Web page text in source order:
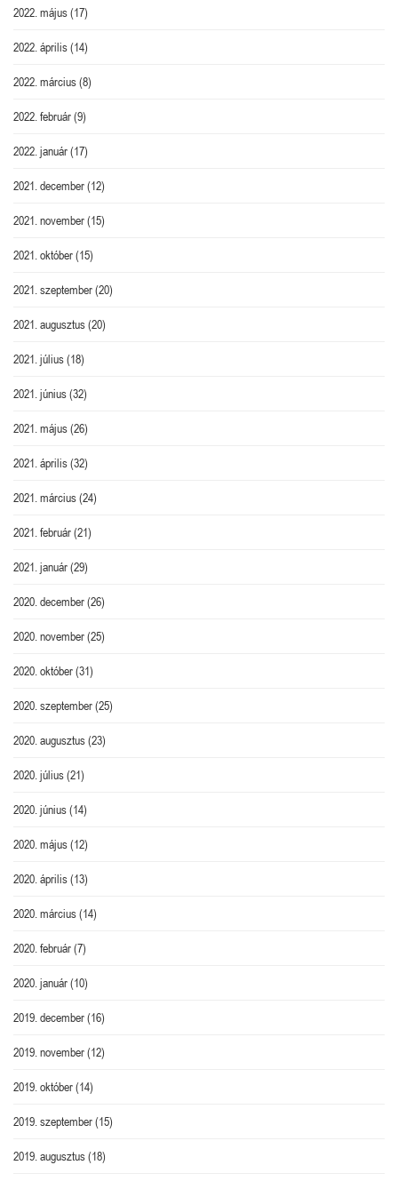
2022. május(17)
2022. április(14)
2022. március(8)
2022. február(9)
2022. január(17)
2021. december(12)
2021. november(15)
2021. október(15)
2021. szeptember(20)
2021. augusztus(20)
2021. július(18)
2021. június(32)
2021. május(26)
2021. április(32)
2021. március(24)
2021. február(21)
2021. január(29)
2020. december(26)
2020. november(25)
2020. október(31)
2020. szeptember(25)
2020. augusztus(23)
2020. július(21)
2020. június(14)
2020. május(12)
2020. április(13)
2020. március(14)
2020. február(7)
2020. január(10)
2019. december(16)
2019. november(12)
2019. október(14)
2019. szeptember(15)
2019. augusztus(18)